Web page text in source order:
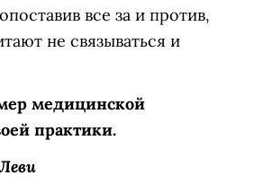
все за и против,
не связываться и
медицинской
практики.